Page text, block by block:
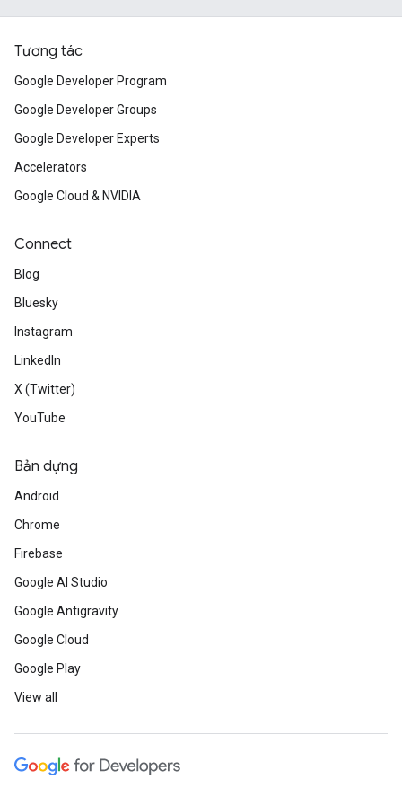
Tương tác
Google Developer Program
Google Developer Groups
Google Developer Experts
Accelerators
Google Cloud & NVIDIA
Connect
Blog
Bluesky
Instagram
LinkedIn
X (Twitter)
YouTube
Bản dựng
Android
Chrome
Firebase
Google AI Studio
Google Antigravity
Google Cloud
Google Play
View all